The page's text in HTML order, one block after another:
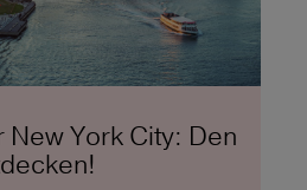
New York City: Den